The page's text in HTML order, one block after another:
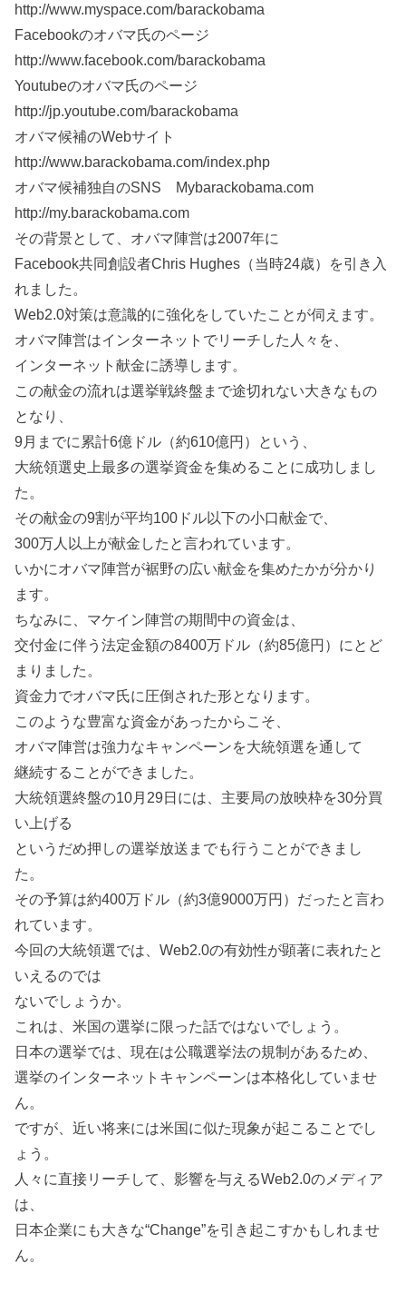
http://www.myspace.com/barackobama
Facebookのオバマ氏のページ
http://www.facebook.com/barackobama
Youtubeのオバマ氏のページ
http://jp.youtube.com/barackobama
オバマ候補のWebサイト
http://www.barackobama.com/index.php
オバマ候補独自のSNS Mybarackobama.com
http://my.barackobama.com
その背景として、オバマ陣営は2007年に
Facebook共同創設者Chris Hughes（当時24歳）を引き入
れました。
Web2.0対策は意識的に強化をしていたことが伺えます。
オバマ陣営はインターネットでリーチした人々を、
インターネット献金に誘導します。
この献金の流れは選挙戦終盤まで途切れない大きなもの
となり、
9月までに累計6億ドル（約610億円）という、
大統領選史上最多の選挙資金を集めることに成功しまし
た。
その献金の9割が平均100ドル以下の小口献金で、
300万人以上が献金したと言われています。
いかにオバマ陣営が裾野の広い献金を集めたかが分かり
ます。
ちなみに、マケイン陣営の期間中の資金は、
交付金に伴う法定金額の8400万ドル（約85億円）にとど
まりました。
資金力でオバマ氏に圧倒された形となります。
このような豊富な資金があったからこそ、
オバマ陣営は強力なキャンペーンを大統領選を通して
継続することができました。
大統領選終盤の10月29日には、主要局の放映枠を30分買
い上げる
というだめ押しの選挙放送までも行うことができまし
た。
その予算は約400万ドル（約3億9000万円）だったと言わ
れています。
今回の大統領選では、Web2.0の有効性が顕著に表れたと
いえるのでは
ないでしょうか。
これは、米国の選挙に限った話ではないでしょう。
日本の選挙では、現在は公職選挙法の規制があるため、
選挙のインターネットキャンペーンは本格化していませ
ん。
ですが、近い将来には米国に似た現象が起こることでし
ょう。
人々に直接リーチして、影響を与えるWeb2.0のメディア
は、
日本企業にも大きな“Change”を引き起こすかもしれませ
ん。